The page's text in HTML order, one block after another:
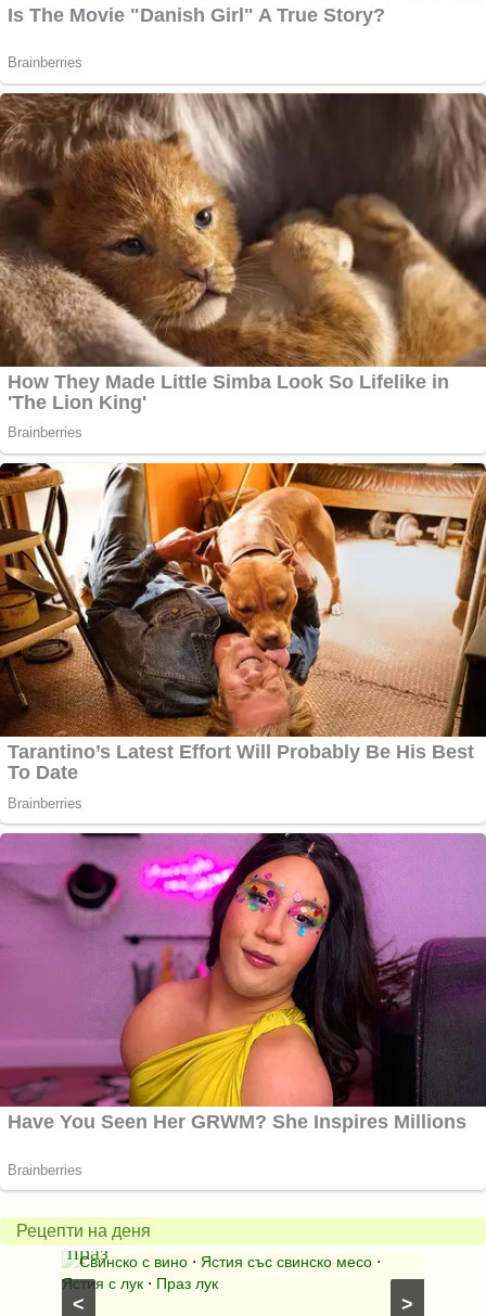
Рецепти на деня
>
<
Свинско
с
праз
Свинско с вино ⋅ Ястия със свинско месо ⋅
Ястия с лук ⋅ Праз лук
с
яйца